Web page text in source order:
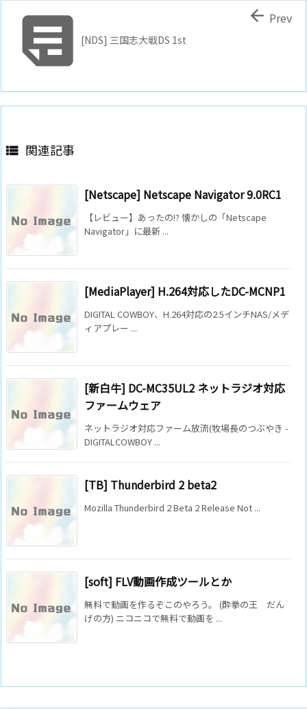
[NDS] 三国志大戦DS 1st
 Prev
 関連記事
[Netscape] Netscape Navigator 9.0RC1
【レビュー】あったの!? 懐かしの「Netscape
Navigator」に最新 ...
[MediaPlayer] H.264対応したDC-MCNP1
DIGITAL COWBOY、H.264対応の2.5インチNAS/メデ
ィアプレー ...
[新白牛] DC-MC35UL2 ネットラジオ対応
ファームウェア
ネットラジオ対応ファーム放流(牧場長のつぶやき -
DIGITALCOWBOY ...
[TB] Thunderbird 2 beta2
Mozilla Thunderbird 2 Beta 2 Release Not ...
[soft] FLV動画作成ツールとか
無料で動画を作るぞこのやろう。 (酔拳の王 だん
げの方) ニコニコで無料で動画を ...